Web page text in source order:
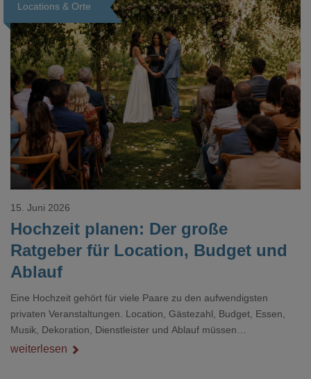
Locations & Orte
Loading...
Hochzeit planen: Der große
Ratgeber für Location, Budget und
Ablauf
15. Juni 2026
Eine Hochzeit gehört für viele Paare zu den aufwendigsten
privaten Veranstaltungen. Location, Gästezahl, Budget, Essen,
Musik, Dekoration, Dienstleister und Ablauf müssen
zusammenpassen, damit der Tag gut organisiert ist und trotzdem
weiterlesen